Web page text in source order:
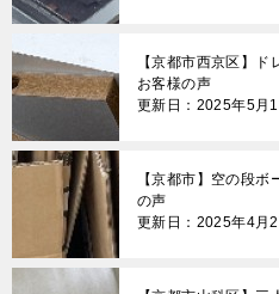
【京都市西京区】
お客様の声
更新日：2025年5月
【京都市】空の段
の声
更新日：2025年4月